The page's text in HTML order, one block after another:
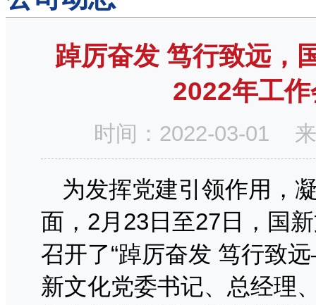
踔厉奋发 笃行致远，
2022年工
时间：2022-03-01
为发挥党建引领作用，
面，2月23日至27日，国
召开了“踔厉奋发 笃行致
新文化党委书记、总经理